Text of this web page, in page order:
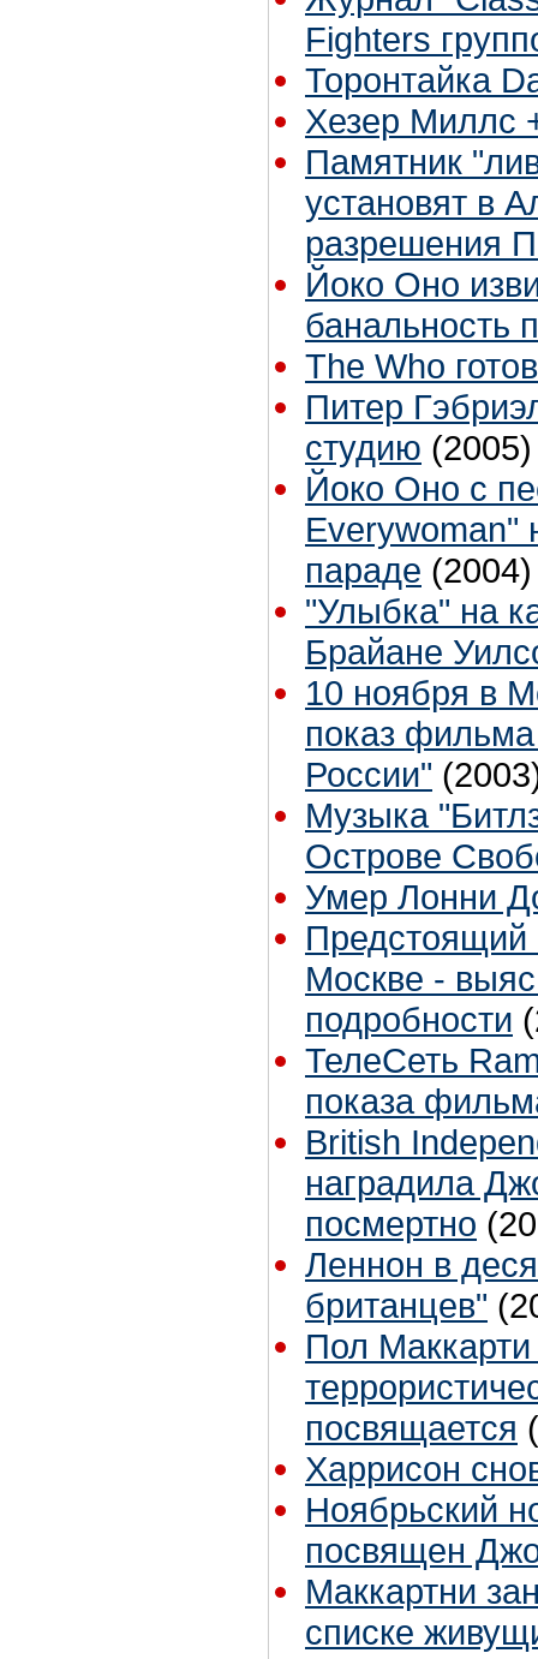
Fighters
Торонтайка
Хезер Миллс
Памятник
установят в
разрешения
Йоко Оно
банальность
The Who
Питер
студию (2005)
Йоко Оно с
Everywoman"
параде (2004)
"Улыбка" на
Брайане
10 ноября в
показ
России"
Музыка
Острове
Умер Лонни
Предстоящий
Москве -
подробности
ТелеСеть
показа
British
наградила
посмертно
Леннон в
британцев"
Пол
посвящается
Харрисон
Ноябрьский
посвящен
Маккартни
списке